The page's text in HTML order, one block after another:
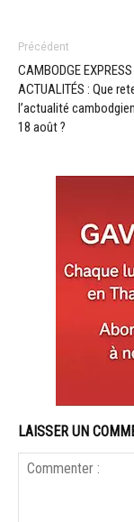
Précédent
CAMBODGE
ACTUALITÉS : Que
l’actualité
18 août ?
LAISSER UN